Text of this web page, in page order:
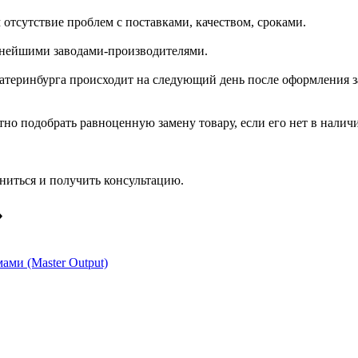
проблем с поставками, качеством, сроками.
заводами-производителями.
происходит на следующий день после оформления
подобрать равноценную замену товару, если его нет в
и получить консультацию.
(Master Output)